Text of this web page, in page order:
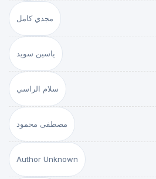
مجدي كامل
ياسين سويد
سلام الراسي
مصطفى محمود
Author Unknown